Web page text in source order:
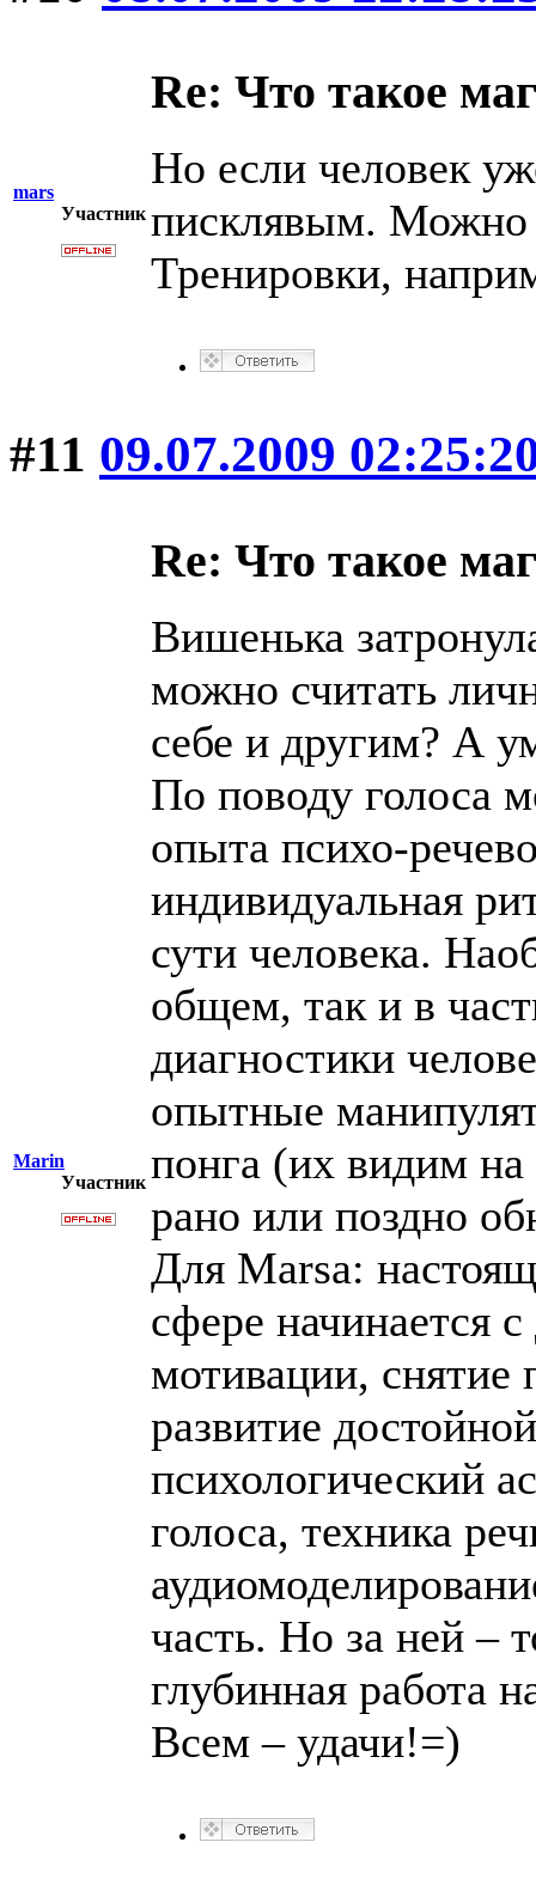
mars
Участник
Re: Что такое
Но если человек
писклявым. Можно
Тренировки,
#11 09.07.2009
Marin
Участник
Re: Что такое
Вишенька
можно считать
себе и другим? А
По поводу голоса
опыта психо-
индивидуальная
сути человека.
общем, так и в
диагностики
опытные
понга (их видим
рано или поздно
Для Marsa:
сфере начинается
мотивации, снятие
развитие
психологический
голоса, техника
часть. Но за ней –
глубинная работа
Всем – удачи!=)